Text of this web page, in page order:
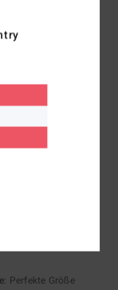
: Perfekte Größe